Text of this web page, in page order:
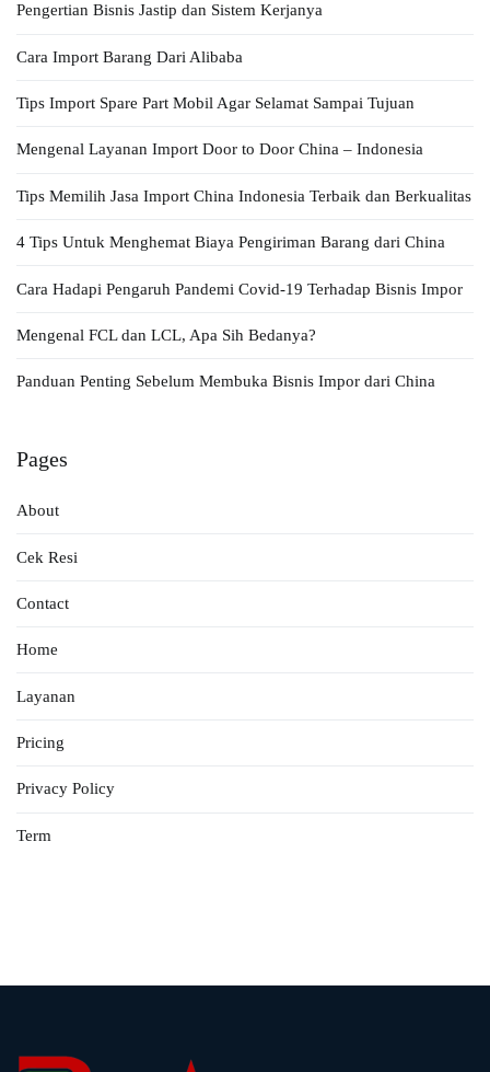
Pengertian Bisnis Jastip dan Sistem Kerjanya
Cara Import Barang Dari Alibaba
Tips Import Spare Part Mobil Agar Selamat Sampai Tujuan
Mengenal Layanan Import Door to Door China – Indonesia
Tips Memilih Jasa Import China Indonesia Terbaik dan Berkualitas
4 Tips Untuk Menghemat Biaya Pengiriman Barang dari China
Cara Hadapi Pengaruh Pandemi Covid-19 Terhadap Bisnis Impor
Mengenal FCL dan LCL, Apa Sih Bedanya?
Panduan Penting Sebelum Membuka Bisnis Impor dari China
Pages
About
Cek Resi
Contact
Home
Layanan
Pricing
Privacy Policy
Term